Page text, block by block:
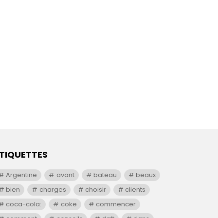
Argentine avant bateau
beaux
bien
charges choisir
clients
coca-cola:
coke
commencer